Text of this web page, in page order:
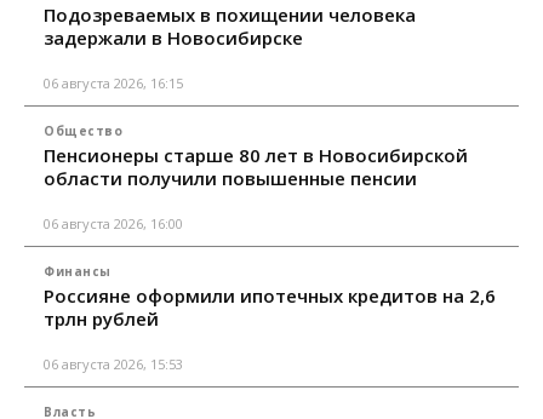
Подозреваемых в похищении человека
задержали в Новосибирске
06 августа 2026, 16:15
Общество
Пенсионеры старше 80 лет в Новосибирской
области получили повышенные пенсии
06 августа 2026, 16:00
Финансы
Россияне оформили ипотечных кредитов на 2,6
трлн рублей
06 августа 2026, 15:53
Власть